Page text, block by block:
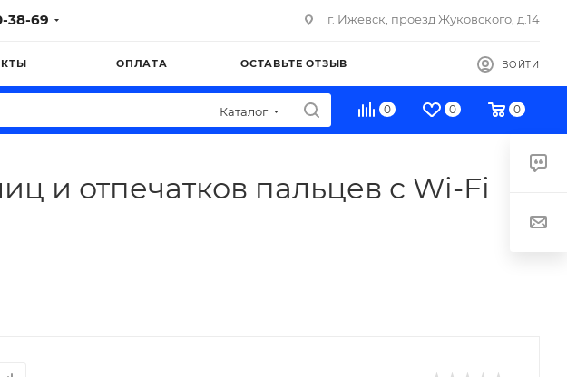
38-69 г. Ижевск, проезд Жуковского, д.14
ОПЛАТА ОСТАВЬТЕ ОТЗЫВ ВОЙТИ
Каталог 0 0 0
и отпечатков пальцев с Wi-Fi